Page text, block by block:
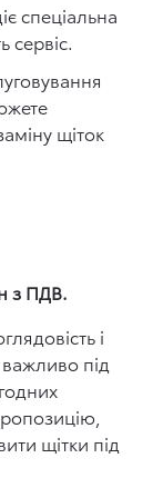
спеціальна
сервіс.
щіток
з ПДВ.
і
під
щітки під